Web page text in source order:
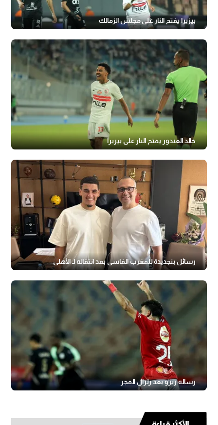
بيزيرا يفتح النار على مجلس الزمالك
خالد الغندور يفتح النار على بيزيرا
رسائل بنجديدة للمغرب الفاسي بعد انتقاله لـ الأهلي
رسالة زيزو بعد زلزال الفجر